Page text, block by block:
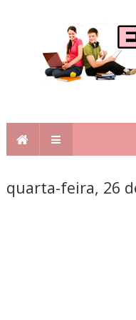
quarta-feira, 26